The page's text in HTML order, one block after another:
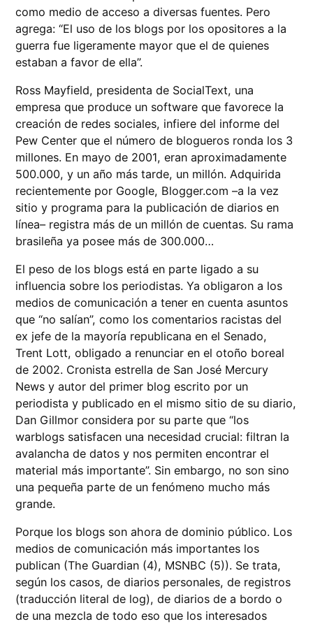
como medio de acceso a diversas fuentes. Pero
agrega: “El uso de los blogs por los opositores a la
guerra fue ligeramente mayor que el de quienes
estaban a favor de ella”.
Ross Mayfield, presidenta de SocialText, una
empresa que produce un software que favorece la
creación de redes sociales, infiere del informe del
Pew Center que el número de blogueros ronda los 3
millones. En mayo de 2001, eran aproximadamente
500.000, y un año más tarde, un millón. Adquirida
recientemente por Google, Blogger.com –a la vez
sitio y programa para la publicación de diarios en
línea– registra más de un millón de cuentas. Su rama
brasileña ya posee más de 300.000…
El peso de los blogs está en parte ligado a su
influencia sobre los periodistas. Ya obligaron a los
medios de comunicación a tener en cuenta asuntos
que “no salían”, como los comentarios racistas del
ex jefe de la mayoría republicana en el Senado,
Trent Lott, obligado a renunciar en el otoño boreal
de 2002. Cronista estrella de San José Mercury
News y autor del primer blog escrito por un
periodista y publicado en el mismo sitio de su diario,
Dan Gillmor considera por su parte que “los
warblogs satisfacen una necesidad crucial: filtran la
avalancha de datos y nos permiten encontrar el
material más importante”. Sin embargo, no son sino
una pequeña parte de un fenómeno mucho más
grande.
Porque los blogs son ahora de dominio público. Los
medios de comunicación más importantes los
publican (The Guardian (4), MSNBC (5)). Se trata,
según los casos, de diarios personales, de registros
(traducción literal de log), de diarios de a bordo o
de una mezcla de todo eso que los interesados